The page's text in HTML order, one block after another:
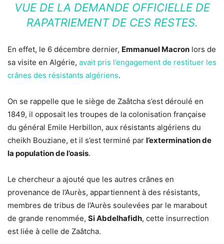
VUE DE LA DEMANDE OFFICIELLE DE
RAPATRIEMENT DE CES RESTES.
En effet, le 6 décembre dernier, Emmanuel Macron lors de
sa visite en Algérie, avait pris l’engagement de restituer les
crânes des résistants algériens.
On se rappelle que le siège de Zaâtcha s’est déroulé en
1849, il opposait les troupes de la colonisation française
du général Emile Herbillon, aux résistants algériens du
cheikh Bouziane, et il s’est terminé par l’extermination de
la population de l’oasis.
Le chercheur a ajouté que les autres crânes en
provenance de l’Aurès, appartiennent à des résistants,
membres de tribus de l’Aurès soulevées par le marabout
de grande renommée, Si Abdelhafidh, cette insurrection
est liée à celle de Zaâtcha.